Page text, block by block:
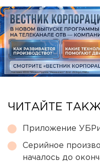
ЧИТАЙТЕ
Приложение
Серийное
началось до